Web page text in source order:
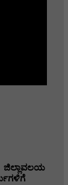
ಜಿಲ್ಲಾವಲಯ